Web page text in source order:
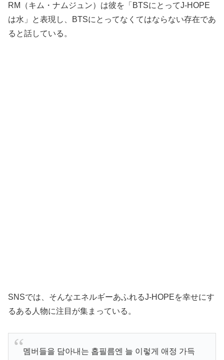
RM（キム・ナムジュン）は彼を「BTSにとってJ-HOPE
は水」と表現し、BTSにとってなくてはならない存在であ
ると話している。
SNSでは、そんなエネルギーあふれるJ-HOPEを幸せにす
るある人物に注目が集まっている。
멤버들을 담아내는 홉필름엔 늘 이렇게 애정 가득